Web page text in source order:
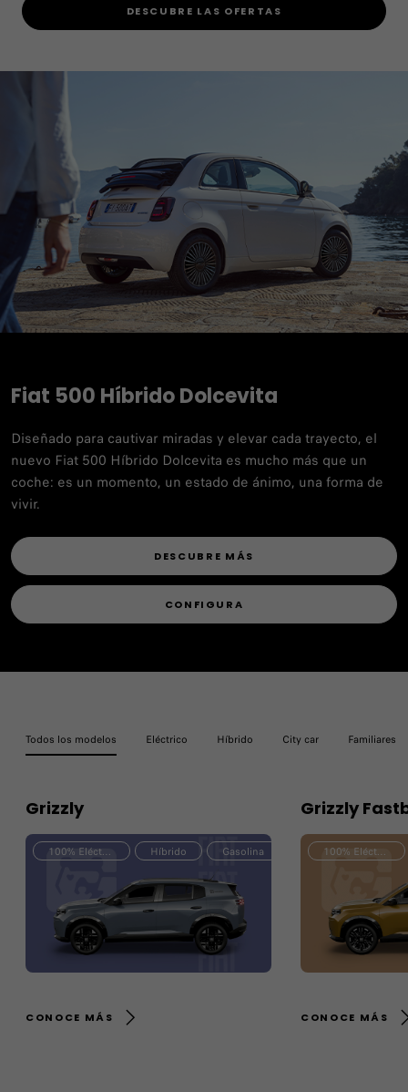
DESCUBRE LAS OFERTAS
Fiat 500 Híbrido Dolcevita
Diseñado para cautivar miradas y elevar cada trayecto, el
nuevo Fiat 500 Híbrido Dolcevita es mucho más que un
coche: es un momento, un estado de ánimo, una forma de
vivir.
DESCUBRE MÁS
CONFIGURA
Todos los modelos Eléctrico Híbrido City car Familiares
Grizzly
100% Eléctrico Híbrido Gasolina
CONOCE MÁS
Grizzly
100% Eléctrico
CONOCE MÁS